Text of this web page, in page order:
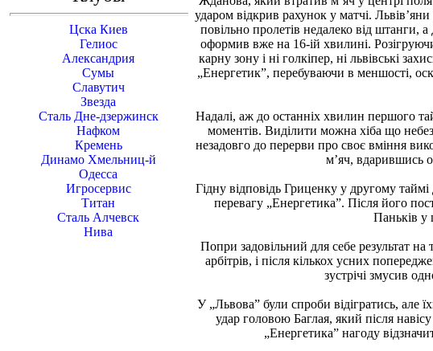
Цска Киев
Гелиос
Александрия
Сумы
Славутич
Звезда
Сталь Дне-дзержинск
Нафком
Кремень
Динамо Хмельниц-й
Одесса
Игросервис
Титан
Сталь Алчевск
Нива
ударом відкрив рахунок у матчі.
повільно пролетів недалеко від штанги,
оформив вже на 16-ій хвилині.
карну зону і ні голкіпер, ні львівські
„Енергетик”, перебуваючи в меншості,
Надалі, аж до останніх хвилин першого
моментів. Виділити можна хіба що
незадовго до перерви про своє вміння
м’яч, вдарившись
Гідну відповідь Гриценку у другому
перевагу „Енергетика”. Після його
Паньків у
Попри задовільний для себе результат
арбітрів, і після кількох усних
зустрічі змусив
У „Львова” були спроби відігратись, але
удар головою Баглая, який після
„Енергетика” нагоду